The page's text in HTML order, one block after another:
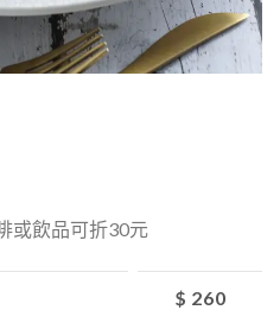
或飲品可折30元
$ 260